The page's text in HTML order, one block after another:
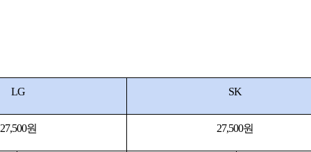
LG SK
27,500원 27,500원